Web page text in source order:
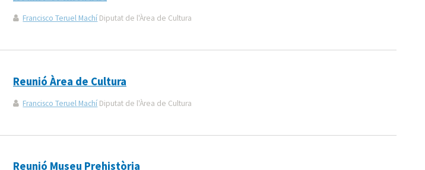
Francisco Teruel Machí Diputat de l'Àrea de Cultura
Reunió Àrea de Cultura
Francisco Teruel Machí Diputat de l'Àrea de Cultura
Reunió Museu Prehistòria